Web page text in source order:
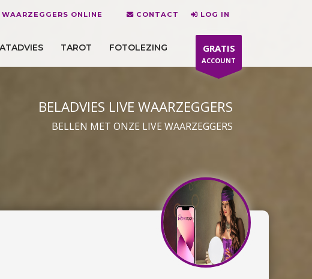
ONLINE CONTACT LOG IN
TAROT FOTOLEZING GRATIS
ACCOUNT
BELADVIES LIVE WAARZEGGERS
BELLEN MET ONZE LIVE WAARZEGGERS